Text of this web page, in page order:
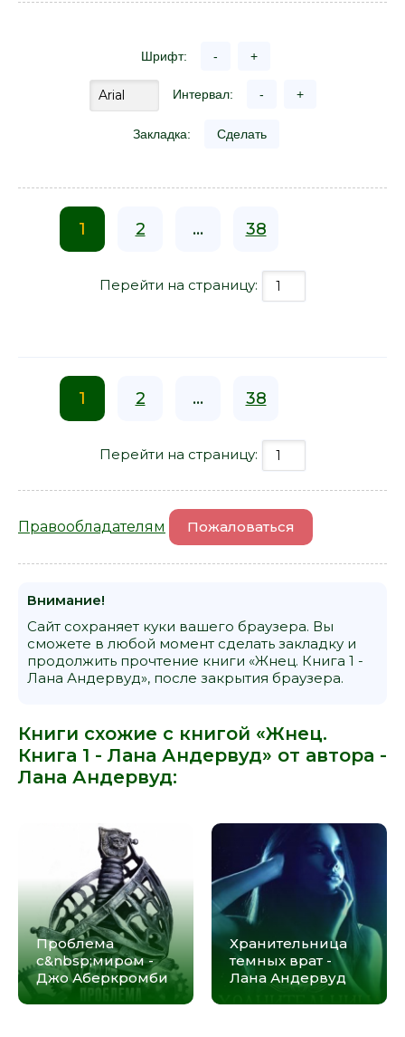
Шрифт: - +
Интервал: - +
Закладка: Сделать
1 2 ... 38
Перейти на страницу:
1 2 ... 38
Перейти на страницу:
Правообладателям Пожаловаться
Внимание!
Сайт сохраняет куки вашего браузера. Вы
сможете в любой момент сделать закладку и
продолжить прочтение книги «Жнец. Книга 1 -
Лана Андервуд», после закрытия браузера.
Книги схожие с книгой «Жнец.
Книга 1 - Лана Андервуд» от автора -
Лана Андервуд:
Проблема
с&nbsp;миром -
Джо Аберкромби
Хранительница
темных врат -
Лана Андервуд